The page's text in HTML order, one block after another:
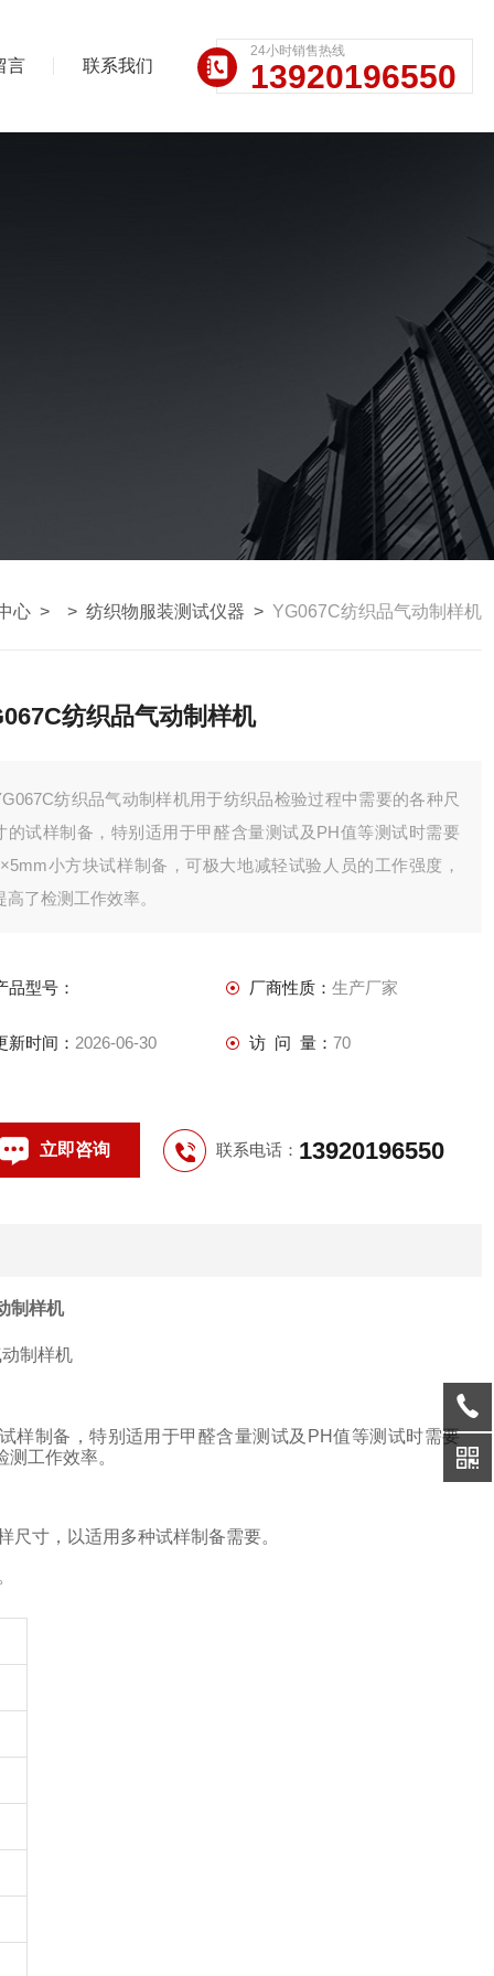
言 联系我们
24小时销售热线
13920196550
心 > > 纺织物服装测试仪器 > YG067C纺织品气动制样机
纺织品气动制样机
纺织品气动制样机用于纺织品检验过程中需要的各种尺
的试样制备，特别适用于甲醛含量测试及PH值等测试时需要
小方块试样制备，可极大地减轻试验人员的工作强度，
高了检测工作效率。
品型号： 厂商性质： 生产厂家
新时间： 2026-06-30 访 问 量： 70
立即咨询 联系电话： 13920196550
制样机
样制备，特别适用于甲醛含量测试及 PH值等测试时需要
工作效率。
寸，以适用多种试样制备需要。